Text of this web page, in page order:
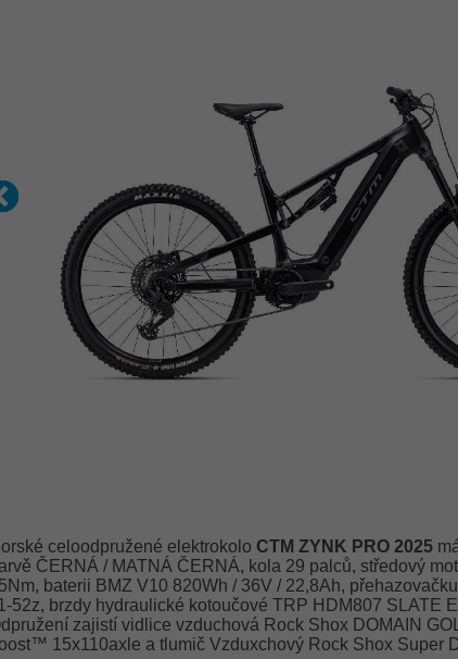
celoodpružené elektrokolo CTM ZYNK PRO 2025
ČERNÁ / MATNÁ ČERNÁ, kola 29 palců, středový
baterii BMZ V10 820Wh / 36V / 22,8Ah,
52z, brzdy hydraulické kotoučové TRP HDM807 SLATE
zajistí vidlice vzduchová Rock Shox DOMAIN
15x110axle a tlumič Vzduxchový Rock Shox Super